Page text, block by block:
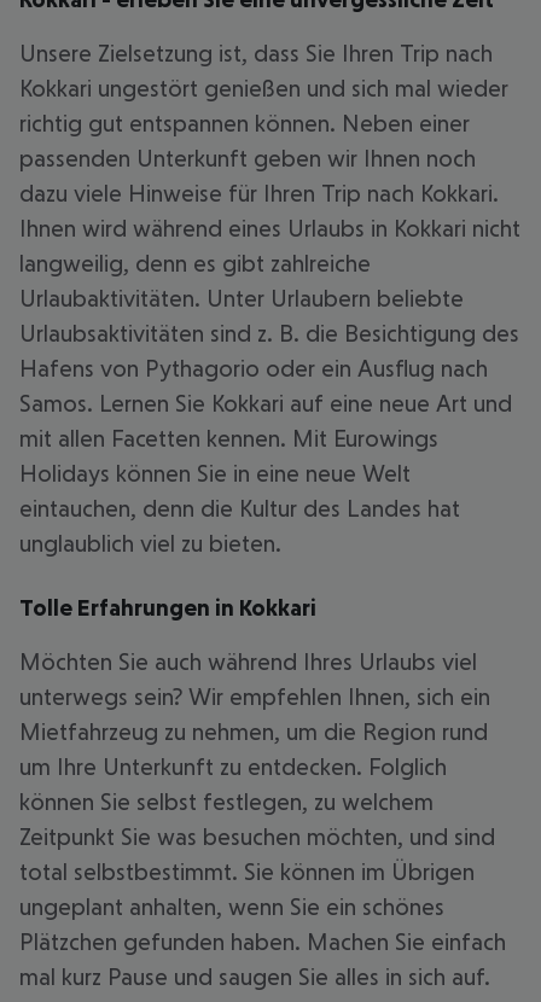
Unsere Zielsetzung ist, dass Sie Ihren Trip nach
Kokkari ungestört genießen und sich mal wieder
richtig gut entspannen können. Neben einer
passenden Unterkunft geben wir Ihnen noch
dazu viele Hinweise für Ihren Trip nach Kokkari.
Ihnen wird während eines Urlaubs in Kokkari nicht
langweilig, denn es gibt zahlreiche
Urlaubaktivitäten. Unter Urlaubern beliebte
Urlaubsaktivitäten sind z. B. die Besichtigung des
Hafens von Pythagorio oder ein Ausflug nach
Samos. Lernen Sie Kokkari auf eine neue Art und
mit allen Facetten kennen. Mit Eurowings
Holidays können Sie in eine neue Welt
eintauchen, denn die Kultur des Landes hat
unglaublich viel zu bieten.
Tolle Erfahrungen in Kokkari
Möchten Sie auch während Ihres Urlaubs viel
unterwegs sein? Wir empfehlen Ihnen, sich ein
Mietfahrzeug zu nehmen, um die Region rund
um Ihre Unterkunft zu entdecken. Folglich
können Sie selbst festlegen, zu welchem
Zeitpunkt Sie was besuchen möchten, und sind
total selbstbestimmt. Sie können im Übrigen
ungeplant anhalten, wenn Sie ein schönes
Plätzchen gefunden haben. Machen Sie einfach
mal kurz Pause und saugen Sie alles in sich auf.